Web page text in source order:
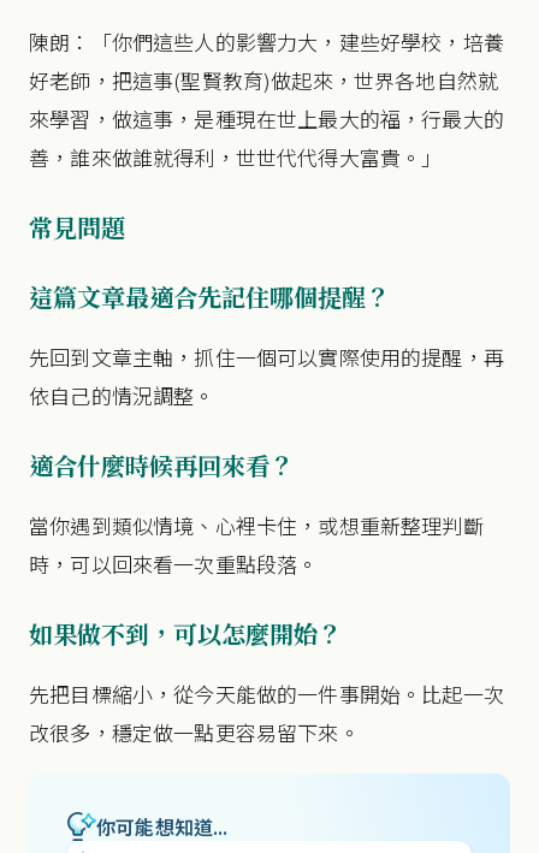
陳朗：「你們這些人的影響力大，建些好學校，培養
好老師，把這事(聖賢教育)做起來，世界各地自然就
來學習，做這事，是種現在世上最大的福，行最大的
善，誰來做誰就得利，世世代代得大富貴。」
常見問題
這篇文章最適合先記住哪個提醒？
先回到文章主軸，抓住一個可以實際使用的提醒，再
依自己的情況調整。
適合什麼時候再回來看？
當你遇到類似情境、心裡卡住，或想重新整理判斷
時，可以回來看一次重點段落。
如果做不到，可以怎麼開始？
先把目標縮小，從今天能做的一件事開始。比起一次
改很多，穩定做一點更容易留下來。
你可能想知道...